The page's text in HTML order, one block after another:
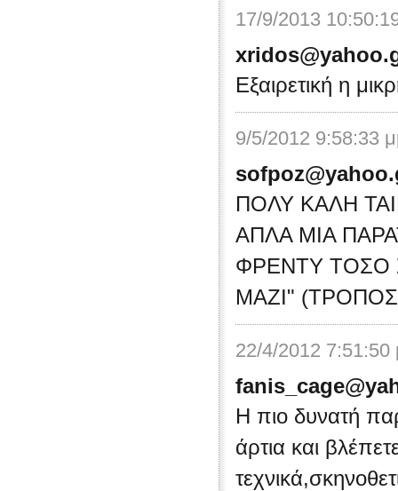
17/9/2013
Εξαιρετική η
9/5/2012 9:58:33
ΠΟΛΥ ΚΑΛΗ
ΑΠΛΑ ΜΙΑ
ΦΡΕΝΤΥ ΤΟΣΟ
ΜΑΖΙ"
22/4/2012 7:51:50
Η πιο δυνατή
άρτια και